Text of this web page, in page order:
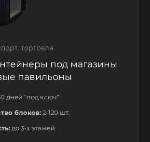
торговля
под магазины
павильоны
дней "под ключ"
блоков:2-120 шт.
до 3-х этажей